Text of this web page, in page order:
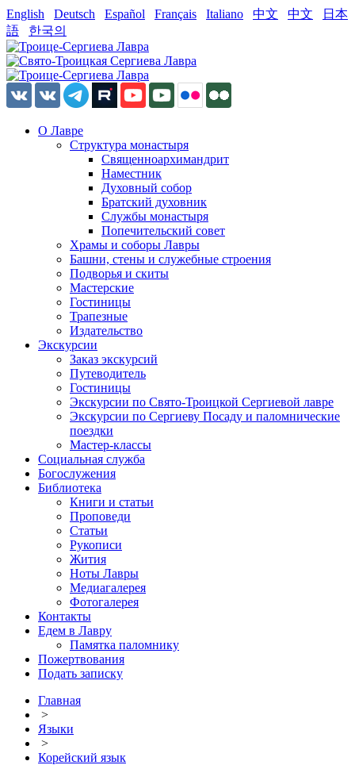
English Deutsch Español Français Italiano 中文 中文
日本
語
한국의
О Лавре
Структура монастыря
Священноархимандрит
Наместник
Духовный собор
Братский духовник
Службы монастыря
Попечительский совет
Храмы и соборы Лавры
Башни, стены и служебные строения
Подворья и скиты
Мастерские
Гостиницы
Трапезные
Издательство
Экскурсии
Заказ экскурсий
Путеводитель
Гостиницы
Экскурсии по Свято-Троицкой Сергиевой лавре
Экскурсии по Сергиеву Посаду и паломнические
поездки
Мастер-классы
Социальная служба
Богослужения
Библиотека
Книги и статьи
Проповеди
Статьи
Рукописи
Жития
Ноты Лавры
Медиагалерея
Фотогалерея
Контакты
Едем в Лавру
Памятка паломнику
Пожертвования
Подать записку
Главная
>
Языки
>
Корейский язык